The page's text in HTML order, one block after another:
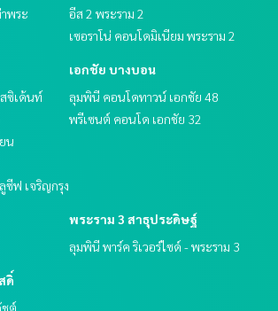
พระ
อีส 2 พระราม 2
เซอราโน่ คอนโดมิเนียม พระราม 2
สซิเด้นท์
น
ฟ เจริญกรุง
เอกชัย บางบอน
ลุมพินี คอนโดทาวน์ เอกชัย 48
พรีเซนต์ คอนโด เอกชัย 32
พระราม 3 สาธุประดิษฐ์
ลุมพินี พาร์ค ริเวอร์ไซด์ - พระราม 3
ดิ์
ชต์